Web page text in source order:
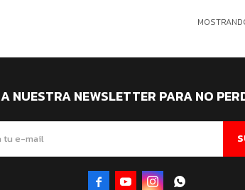
NUESTRA NEWSLETTER PARA NO
   